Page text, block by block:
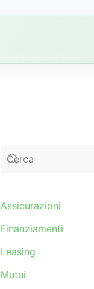
Assicurazioni
Finanziamenti
Leasing
Mutui